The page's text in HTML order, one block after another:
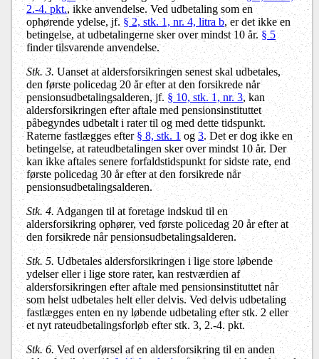
2.-4. pkt., ikke anvendelse. Ved udbetaling som en
ophørende ydelse, jf. § 2, stk. 1, nr. 4, litra b, er det ikke en
betingelse, at udbetalingerne sker over mindst 10 år.§ 5
finder tilsvarende anvendelse.
Stk. 3. Uanset at aldersforsikringen senest skal udbetales,
den første policedag 20 år efter at den forsikrede når
pensionsudbetalingsalderen, jf. § 10, stk. 1, nr. 3, kan
aldersforsikringen efter aftale med pensionsinstituttet
påbegyndes udbetalt i rater til og med dette tidspunkt.
Raterne fastlægges efter§ 8, stk. 1 og 3. Det er dog ikke en
betingelse, at rateudbetalingen sker over mindst 10 år. Der
kan ikke aftales senere forfaldstidspunkt for sidste rate, end
første policedag 30 år efter at den forsikrede når
pensionsudbetalingsalderen.
Stk. 4. Adgangen til at foretage indskud til en
aldersforsikring ophører, ved første policedag 20 år efter at
den forsikrede når pensionsudbetalingsalderen.
Stk. 5. Udbetales aldersforsikringen i lige store løbende
ydelser eller i lige store rater, kan restværdien af
aldersforsikringen efter aftale med pensionsinstituttet når
som helst udbetales helt eller delvis. Ved delvis udbetaling
fastlægges enten en ny løbende udbetaling efter stk. 2 eller
et nyt rateudbetalingsforløb efter stk. 3, 2.-4. pkt.
Stk. 6. Ved overførsel af en aldersforsikring til en anden